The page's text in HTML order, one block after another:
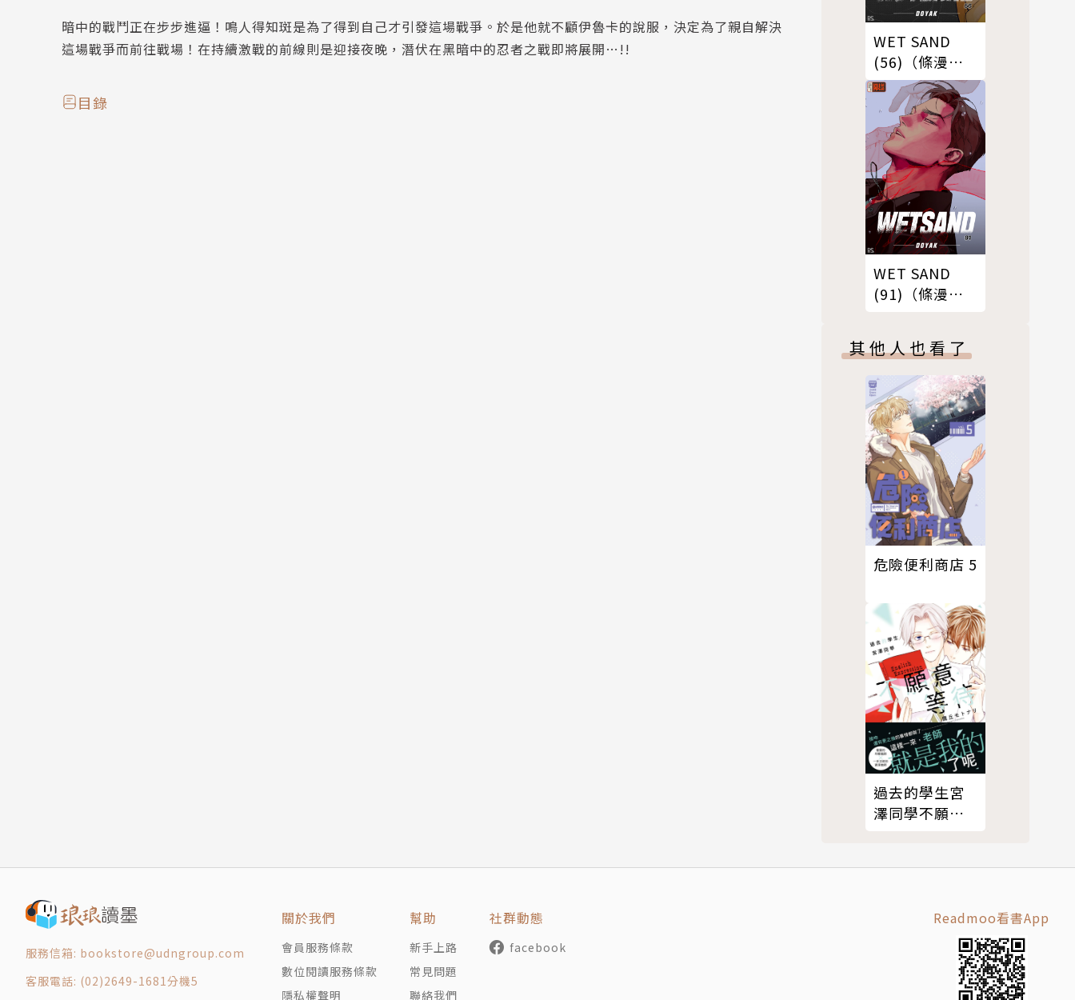
暗中的戰鬥正在步步進逼！鳴人得知斑是為了得到自己才引發這場戰爭。於是他就不顧伊魯卡的說服，決定為了親自解決
這場戰爭而前往戰場！在持續激戰的前線則是迎接夜晚，潛伏在黑暗中的忍者之戰即將展開…!!
目錄
WET SAND
(56)（條漫
版）
WET SAND
(91)（條漫
其他人也看了
危險便利商店 5
過去的學生宮
澤同學不願意
服務信箱: bookstore@udngroup.com
客服電話: (02)2649-1681分機5
關於我們
會員服務條款
數位閱讀服務條款
隱私權聲明
幫助
新手上路
常見問題
聯絡我們
社群動態
facebook
Readmoo看書App